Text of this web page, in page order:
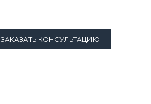
ЗАКАЗАТЬ КОНСУЛЬТАЦИЮ